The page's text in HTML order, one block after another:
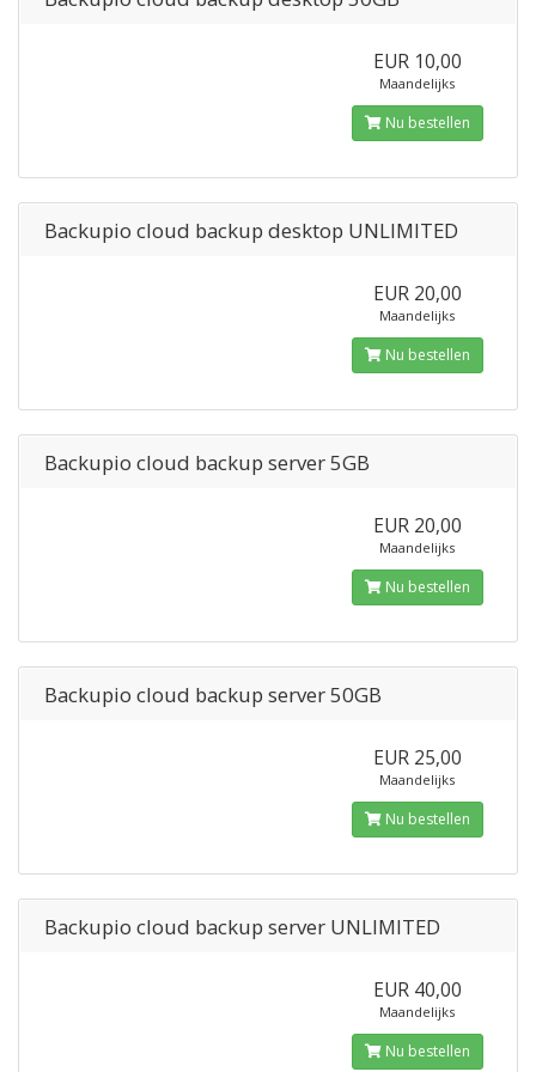
EUR 10,00
Maandelijks
Nu bestellen
Backupio cloud backup desktop UNLIMITED
EUR 20,00
Maandelijks
Nu bestellen
Backupio cloud backup server 5GB
EUR 20,00
Maandelijks
Nu bestellen
Backupio cloud backup server 50GB
EUR 25,00
Maandelijks
Nu bestellen
Backupio cloud backup server UNLIMITED
EUR 40,00
Maandelijks
Nu bestellen